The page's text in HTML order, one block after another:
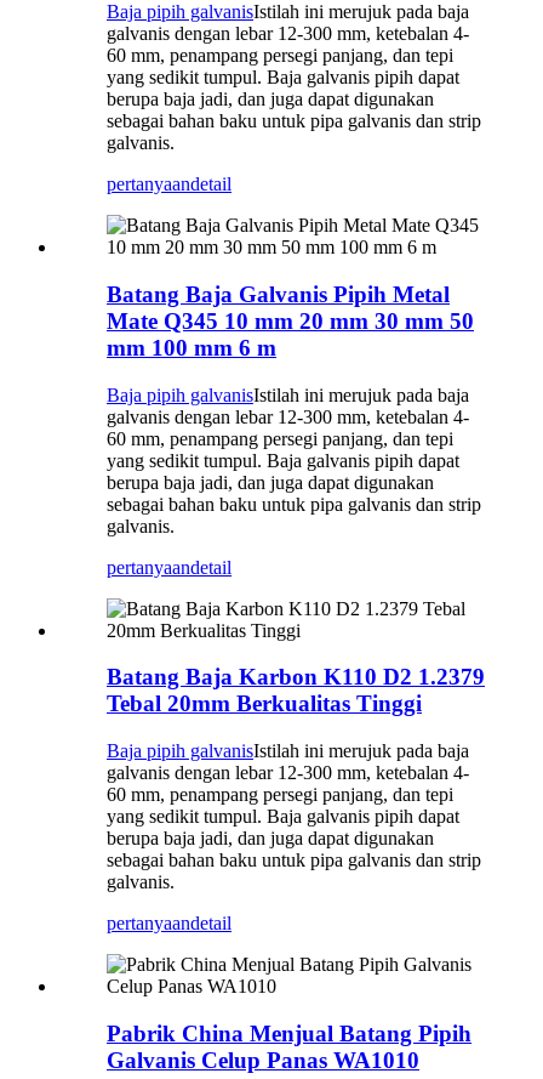
Baja pipih galvanisIstilah ini merujuk pada baja
galvanis dengan lebar 12-300 mm, ketebalan 4-
60 mm, penampang persegi panjang, dan tepi
yang sedikit tumpul. Baja galvanis pipih dapat
berupa baja jadi, dan juga dapat digunakan
sebagai bahan baku untuk pipa galvanis dan strip
galvanis.
pertanyaandetail
Batang Baja Galvanis Pipih Metal
Mate Q345 10 mm 20 mm 30 mm 50
mm 100 mm 6 m
Baja pipih galvanisIstilah ini merujuk pada baja
galvanis dengan lebar 12-300 mm, ketebalan 4-
60 mm, penampang persegi panjang, dan tepi
yang sedikit tumpul. Baja galvanis pipih dapat
berupa baja jadi, dan juga dapat digunakan
sebagai bahan baku untuk pipa galvanis dan strip
galvanis.
pertanyaandetail
Batang Baja Karbon K110 D2 1.2379
Tebal 20mm Berkualitas Tinggi
Baja pipih galvanisIstilah ini merujuk pada baja
galvanis dengan lebar 12-300 mm, ketebalan 4-
60 mm, penampang persegi panjang, dan tepi
yang sedikit tumpul. Baja galvanis pipih dapat
berupa baja jadi, dan juga dapat digunakan
sebagai bahan baku untuk pipa galvanis dan strip
galvanis.
pertanyaandetail
Pabrik China Menjual Batang Pipih
Galvanis Celup Panas WA1010